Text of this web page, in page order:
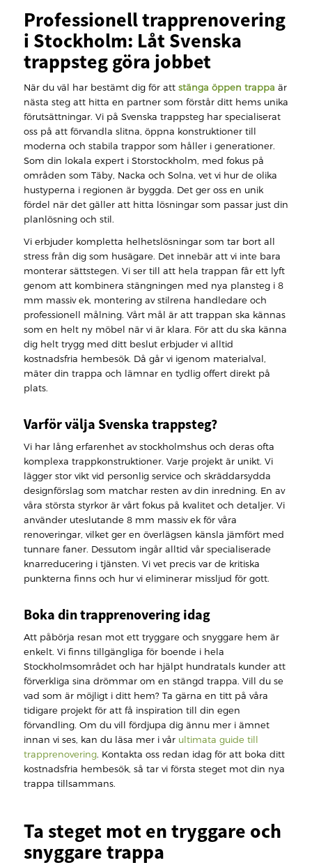
Professionell trapprenovering
i Stockholm: Låt Svenska
trappsteg göra jobbet
När du väl har bestämt dig för att stänga öppen trappa är
nästa steg att hitta en partner som förstår ditt hems unika
förutsättningar. Vi på Svenska trappsteg har specialiserat
oss på att förvandla slitna, öppna konstruktioner till
moderna och stabila trappor som håller i generationer.
Som din lokala expert i Storstockholm, med fokus på
områden som Täby, Nacka och Solna, vet vi hur de olika
hustyperna i regionen är byggda. Det ger oss en unik
fördel när det gäller att hitta lösningar som passar just din
planlösning och stil.
Vi erbjuder kompletta helhetslösningar som tar bort all
stress från dig som husägare. Det innebär att vi inte bara
monterar sättstegen. Vi ser till att hela trappan får ett lyft
genom att kombinera stängningen med nya plansteg i 8
mm massiv ek, montering av stilrena handledare och
professionell målning. Vårt mål är att trappan ska kännas
som en helt ny möbel när vi är klara. För att du ska känna
dig helt trygg med ditt beslut erbjuder vi alltid
kostnadsfria hembesök. Då går vi igenom materialval,
mäter din trappa och lämnar en tydlig offert direkt på
plats.
Varför välja Svenska trappsteg?
Vi har lång erfarenhet av stockholmshus och deras ofta
komplexa trappkonstruktioner. Varje projekt är unikt. Vi
lägger stor vikt vid personlig service och skräddarsydda
designförslag som matchar resten av din inredning. En av
våra största styrkor är vårt fokus på kvalitet och detaljer. Vi
använder uteslutande 8 mm massiv ek för våra
renoveringar, vilket ger en överlägsen känsla jämfört med
tunnare faner. Dessutom ingår alltid vår specialiserade
knarreducering i tjänsten. Vi vet precis var de kritiska
punkterna finns och hur vi eliminerar missljud för gott.
Boka din trapprenovering idag
Att påbörja resan mot ett tryggare och snyggare hem är
enkelt. Vi finns tillgängliga för boende i hela
Stockholmsområdet och har hjälpt hundratals kunder att
förverkliga sina drömmar om en stängd trappa. Vill du se
vad som är möjligt i ditt hem? Ta gärna en titt på våra
tidigare projekt för att få inspiration till din egen
förvandling. Om du vill fördjupa dig ännu mer i ämnet
innan vi ses, kan du läsa mer i vår ultimata guide till
trapprenovering. Kontakta oss redan idag för att boka ditt
kostnadsfria hembesök, så tar vi första steget mot din nya
trappa tillsammans.
Ta steget mot en tryggare och
snyggare trappa